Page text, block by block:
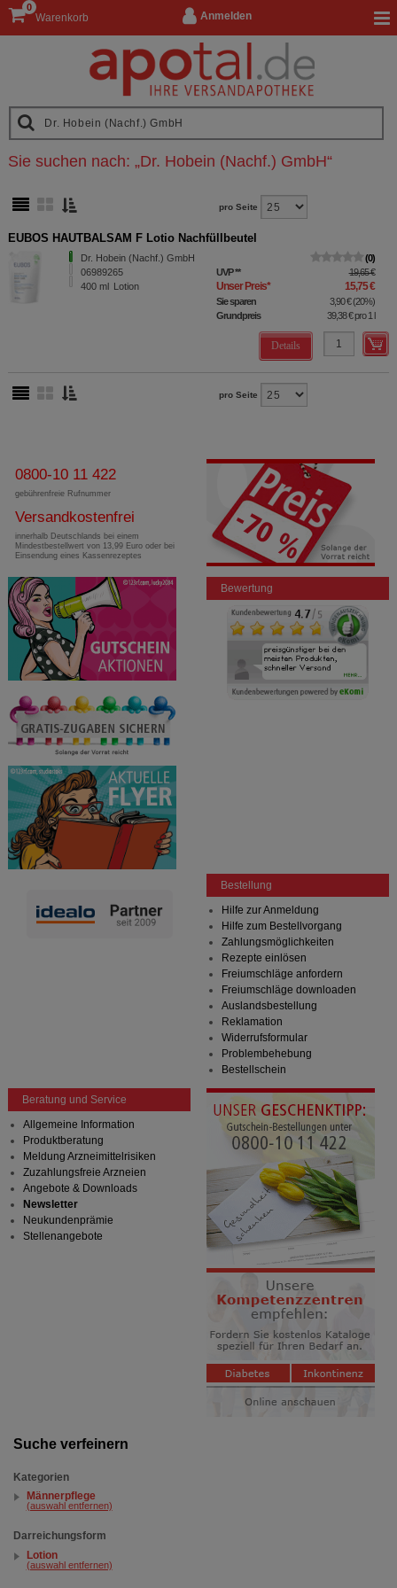
Anmelden
Warenkorb
0
Suche verfeinern
Kategorien
Männerpflege
(auswahl entfernen)
Darreichungsform
Lotion
(auswahl entfernen)
Sie suchen nach: „Dr. Hobein (Nachf.) GmbH“
pro Seite
EUBOS HAUTBALSAM F Lotio Nachfüllbeutel
Dr. Hobein (Nachf.) GmbH
06989265
400 ml Lotion
0
UVP** 19,65 €
Unser Preis* 15,75 €
Sie sparen 3,90 €(20%)
Grundpreis
39,38 €pro 1 l
Details
pro Seite
0800-10 11 422
gebührenfreie Rufnummer
Versandkostenfrei
innerhalb Deutschlands bei einem
Mindestbestellwert von 13,99 Euro oder bei
Einsendung eines Kassenrezeptes
Bewertung
Bestellung
Hilfe zur Anmeldung
Hilfe zum Bestellvorgang
Zahlungsmöglichkeiten
Rezepte einlösen
Freiumschläge anfordern
Freiumschläge downloaden
Auslandsbestellung
Reklamation
Widerrufsformular
Problembehebung
Bestellschein
Beratung und Service
Allgemeine Information
Produktberatung
Meldung Arzneimittelrisiken
Zuzahlungsfreie Arzneien
Angebote & Downloads
Newsletter
Neukundenprämie
Stellenangebote